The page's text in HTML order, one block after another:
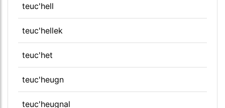
teuc'hell
teuc'hellek
teuc'het
teuc'heugn
teuc'heugnal